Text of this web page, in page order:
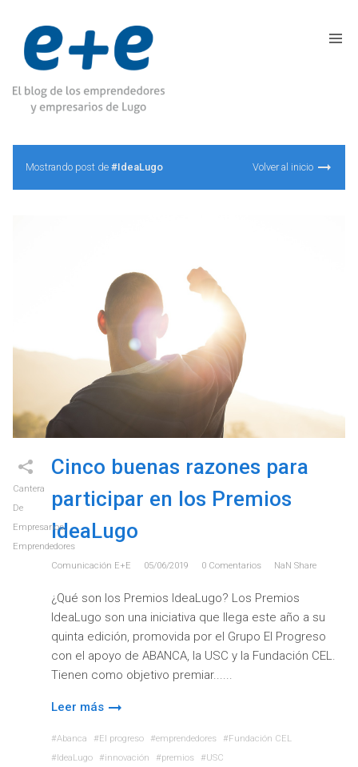
Mostrando post de #IdeaLugo Volver al inicio
Cantera
De
Empresarios,
Emprendedores
Cinco buenas razones para
participar en los Premios
IdeaLugo
Comunicación E+e 05/06/2019 0 Comentarios NaN Share
¿Qué son los Premios IdeaLugo? Los Premios
IdeaLugo son una iniciativa que llega este año a su
quinta edición, promovida por el Grupo El Progreso
con el apoyo de ABANCA, la USC y la Fundación CEL.
Tienen como objetivo premiar...
Leer más
Abanca El progreso emprendedores
Fundación CEL
IdeaLugo
innovación premios USC